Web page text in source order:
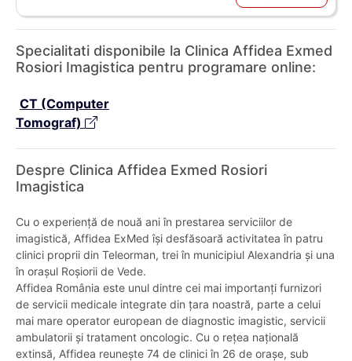
Specialitati disponibile la Clinica Affidea Exmed
Rosiori Imagistica pentru programare online:
CT (Computer
Tomograf)
Despre Clinica Affidea Exmed Rosiori
Imagistica
Cu o experiență de nouă ani în prestarea serviciilor de
imagistică, Affidea ExMed își desfăsoară activitatea în patru
clinici proprii din Teleorman, trei în municipiul Alexandria și una
în orașul Roșiorii de Vede.
Affidea România este unul dintre cei mai importanți furnizori
de servicii medicale integrate din țara noastră, parte a celui
mai mare operator european de diagnostic imagistic, servicii
ambulatorii și tratament oncologic. Cu o rețea națională
extinsă, Affidea reunește 74 de clinici în 26 de orașe, sub